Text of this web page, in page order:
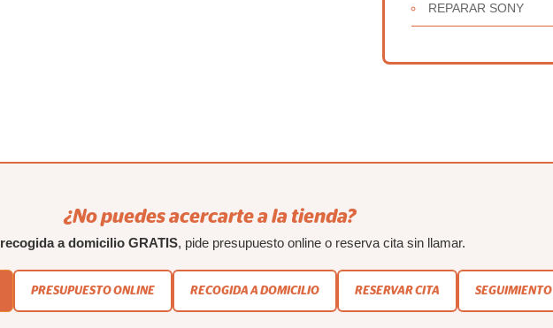
REPARAR SONY
¿No puedes acercarte a la tienda?
recogida a domicilio GRATIS, pide presupuesto online o reserva cita sin llamar.
PRESUPUESTO ONLINE RECOGIDA A DOMICILIO RESERVAR CITA SEGUIMIENTO